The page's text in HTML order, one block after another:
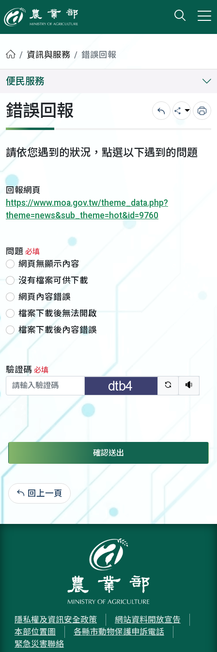
農業部
打開
小版
首頁資訊與服務 錯誤回報
便民服務
錯誤回報 回上一頁
分享 列
請依您遇到的狀況，點選以下遇到的問題
回報網頁
https://www.moa.gov.tw/theme_data.php?
theme=news&sub_theme=hot&id=9760
問題 必填
網頁無顯示內容
沒有檔案可供下載
網頁內容錯誤
檔案下載後無法開啟
檔案下載後內容錯誤
驗證碼 必填
驗證碼重新
聽語
確認送出
回上一頁
隱私權及資訊安全政策
網站資料開放宣告
本部位置圖
各縣市動物保護申訴電話
緊急災害聯絡